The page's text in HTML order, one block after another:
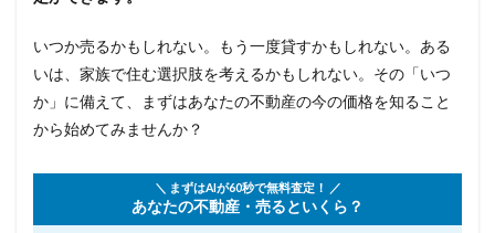
いつか売るかもしれない。もう一度貸すかもしれない。ある
いは、家族で住む選択肢を考えるかもしれない。その「いつ
か」に備えて、まずはあなたの不動産の今の価格を知ること
から始めてみませんか？
＼ まずはAIが60秒で無料査定！ ／
あなたの不動産・売るといくら？